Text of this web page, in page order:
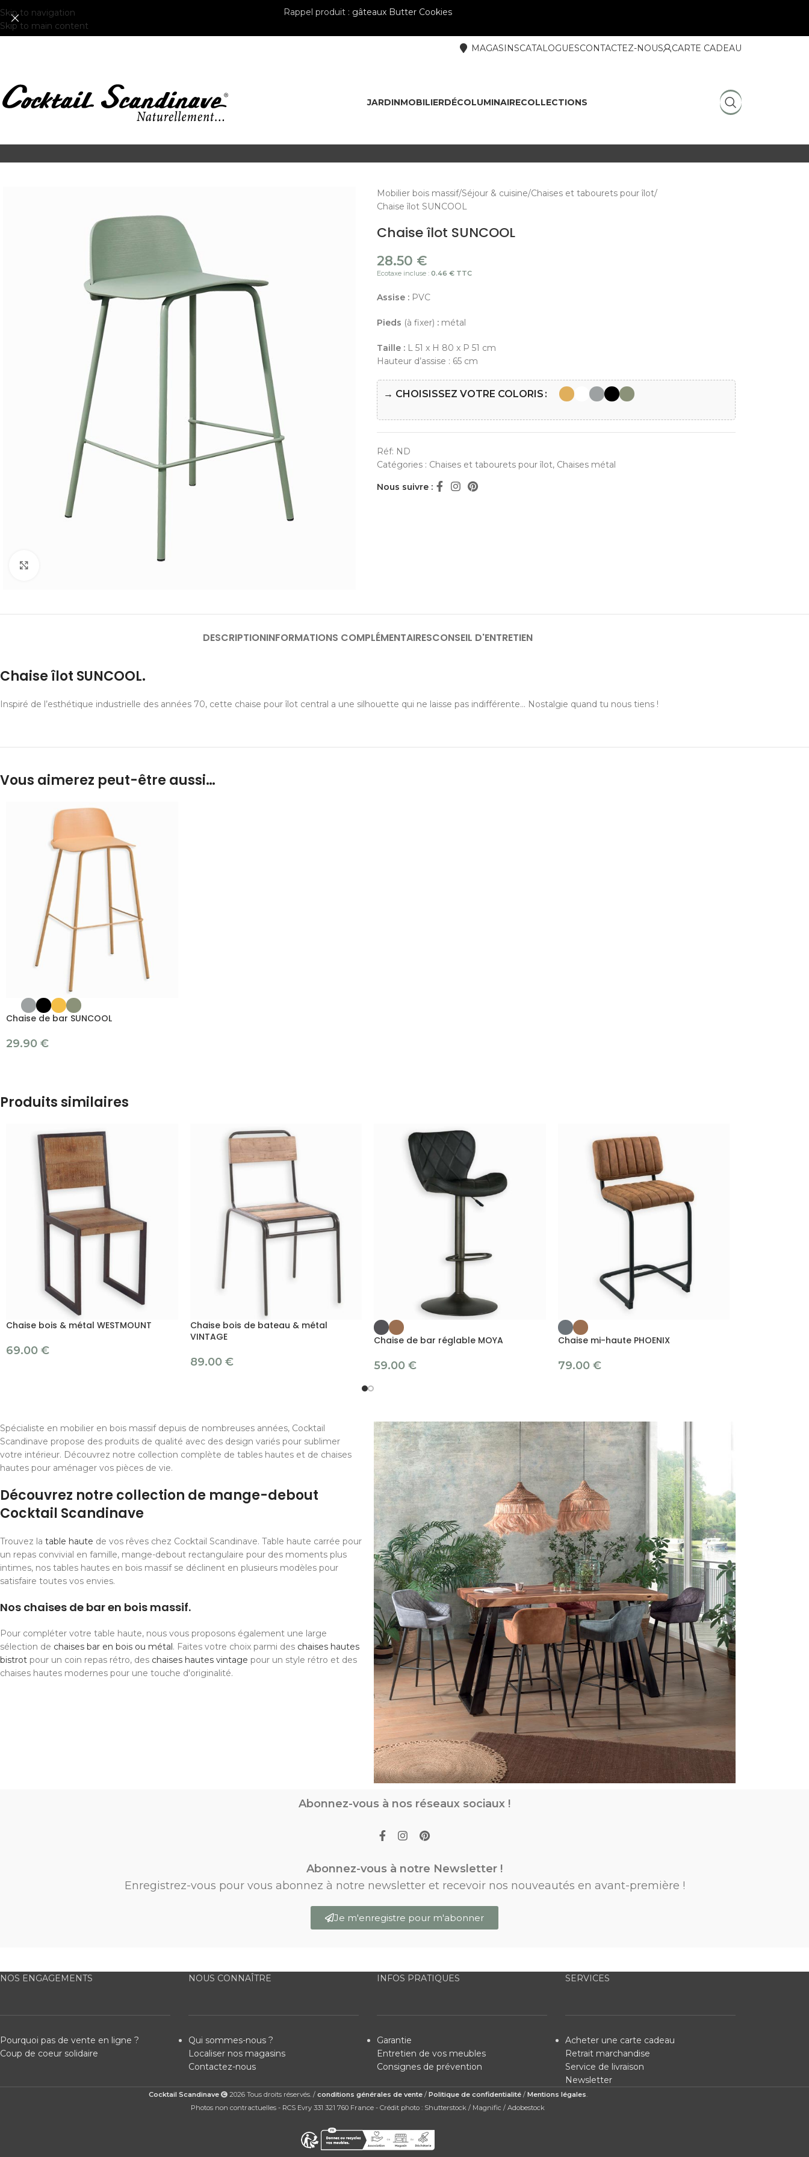
Skip to navigation
Skip to main content
Rappel produit : gâteaux Butter Cookies
MAGASINSCATALOGUESCONTACTEZ-NOUS CARTE CADEAU
JARDINMOBILIERDÉCOLUMINAIRECOLLECTIONS
Mobilier bois massif Séjour & cuisine Chaises et tabourets pour îlot
Chaise îlot SUNCOOL
Chaise îlot SUNCOOL
28.50 €
Ecotaxe incluse : 0.46 € TTC
Assise :PVC
Pieds (à fixer) : métal
Taille :L 51 x H 80 x P 51 cm
Hauteur d’assise : 65 cm
→ CHOISISSEZ VOTRE COLORIS
Réf: ND
Catégories : Chaises et tabourets pour îlot, Chaises métal
Nous suivre :
DESCRIPTIONINFORMATIONS COMPLÉMENTAIRESCONSEIL D'ENTRETIEN
Chaise îlot SUNCOOL.
Inspiré de l’esthétique industrielle des années 70, cette chaise pour îlot central a une silhouette qui ne laisse pas indifférente… Nostalgie quand tu nous tiens !
Vous aimerez peut-être aussi…
Chaise de bar SUNCOOL
29.90 €
Produits similaires
Chaise bois & métal WESTMOUNT
69.00 €
Chaise bois de bateau & métal
VINTAGE
89.00 €
Chaise de bar réglable MOYA
59.00 €
Chaise mi-haute PHOENIX
79.00 €
Spécialiste en mobilier en bois massif depuis de nombreuses années, Cocktail
Scandinave propose des produits de qualité avec des design variés pour sublimer
votre intérieur. Découvrez notre collection complète de tables hautes et de chaises
hautes pour aménager vos pièces de vie.
Découvrez notre collection de mange-debout
Cocktail Scandinave
Trouvez la table haute de vos rêves chez Cocktail Scandinave. Table haute carrée pour
un repas convivial en famille, mange-debout rectangulaire pour des moments plus
intimes, nos tables hautes en bois massif se déclinent en plusieurs modèles pour
satisfaire toutes vos envies.
Nos chaises de bar en bois massif.
Pour compléter votre table haute, nous vous proposons également une large
sélection de chaises bar en bois ou métal. Faites votre choix parmi des chaises hautes
bistrot pour un coin repas rétro, des chaises hautes vintage pour un style rétro et des
chaises hautes modernes pour une touche d'originalité.
Abonnez-vous à nos réseaux sociaux !
Abonnez-vous à notre Newsletter !
Enregistrez-vous pour vous abonnez à notre newsletter et recevoir nos nouveautés en avant-première !
Je m'enregistre pour m'abonner
NOS ENGAGEMENTS
Pourquoi pas de vente en ligne ?
Coup de coeur solidaire
NOUS CONNAÎTRE
Qui sommes-nous ?
Localiser nos magasins
Contactez-nous
INFOS PRATIQUES
Garantie
Entretien de vos meubles
Consignes de prévention
SERVICES
Acheter une carte cadeau
Retrait marchandise
Service de livraison
Newsletter
Cocktail Scandinave 2026 Tous droits réservés. / conditions générales de vente/ Politique de confidentialité/ Mentions légales
Photos non contractuelles - RCS Evry 331 321 760 France - Crédit photo : Shutterstock / Magnific / Adobestock